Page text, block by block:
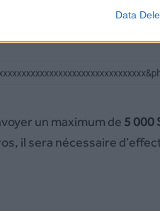
Data
chaque champ par le
un maximum de 5 000
il sera nécessaire